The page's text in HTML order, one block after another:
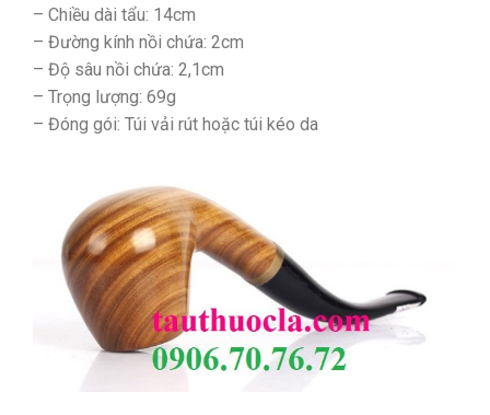
– Chiều dài tẩu: 14cm
– Đường kính nồi chứa: 2cm
– Độ sâu nồi chứa: 2,1cm
– Trọng lượng: 69g
– Đóng gói: Túi vải rút hoặc túi kéo da